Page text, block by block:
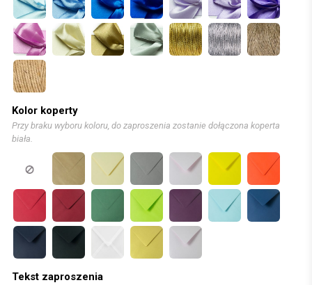
Kolor koperty
Przy braku wyboru koloru, do zaproszenia zostanie dołączona koperta
biała.
Tekst zaproszenia